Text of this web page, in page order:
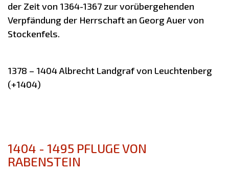
der Zeit von 1364-1367 zur vorübergehenden
Verpfändung der Herrschaft an Georg Auer von
Stockenfels.
1378 – 1404 Albrecht Landgraf von Leuchtenberg
(+1404)
1404 - 1495 PFLUGE VON
RABENSTEIN